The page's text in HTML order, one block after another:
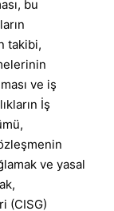
bu
takibi,
ve iş
İş
ve yasal
(CISG)